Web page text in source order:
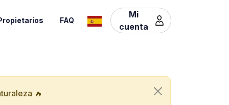
FAQ
Mi
cuenta
🔥